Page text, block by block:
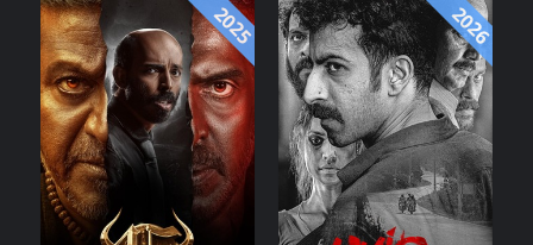
2025 2026